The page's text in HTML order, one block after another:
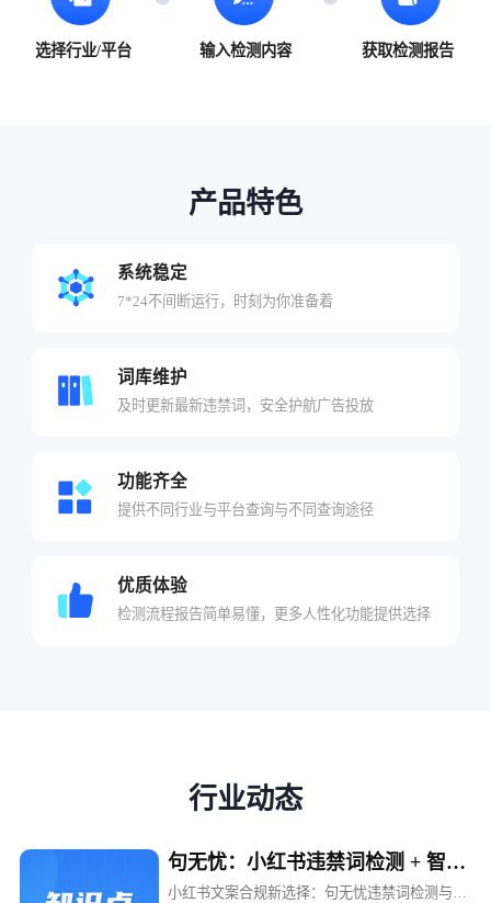
选择行业/平台 输入检测内容 获取检测报告
产品特色
系统稳定
7*24不间断运行，时刻为你准备着
词库维护
及时更新最新违禁词，安全护航广告投放
功能齐全
提供不同行业与平台查询与不同查询途径
优质体验
检测流程报告简单易懂，更多人性化功能提供选择
行业动态
句无忧：小红书违禁词检测 + 智能
替换，文案不打折
小红书文案合规新选择：句无忧违禁词检测与智